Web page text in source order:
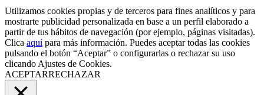
Utilizamos cookies propias y de terceros para fines analíticos y para
mostrarte publicidad personalizada en base a un perfil elaborado a
partir de tus hábitos de navegación (por ejemplo, páginas visitadas).
Clica aquípara más información. Puedes aceptar todas las cookies
pulsando el botón “Aceptar” o configurarlas o rechazar su uso
clicando Ajustes de Cookies.
ACEPTARRECHAZAR